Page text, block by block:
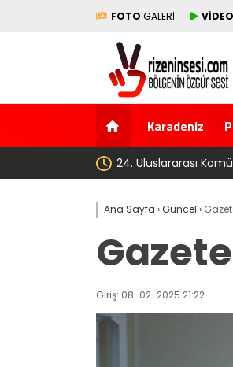
FOTO GALERİ VİDEO
Karadeniz
Ana Sayfa ›Güncel ›
Giriş: 08-02-2025 21:22